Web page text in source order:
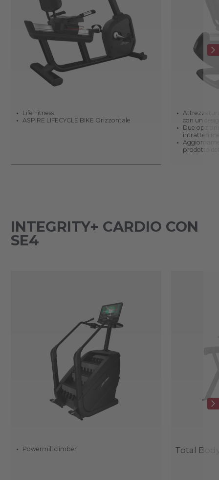
Life Fitness
ASPIRE LIFECYCLE BIKE Orizzontale
con un
Due
prodotto
INTEGRITY+ CARDIO CON
SE4
Powermill climber Total